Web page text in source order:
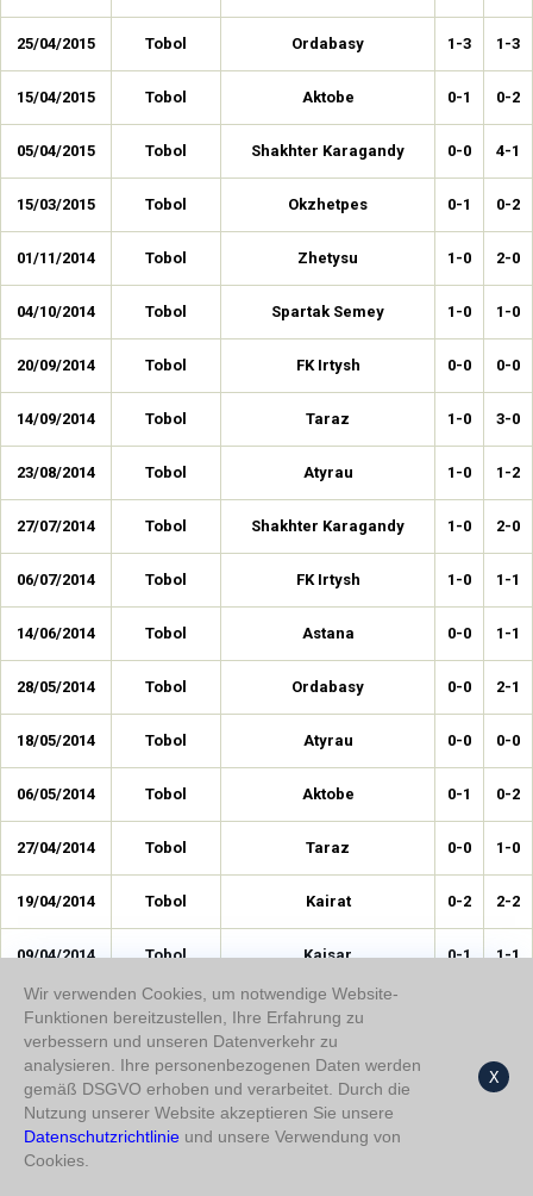
25/04/2015 Tobol Ordabasy 1-3 1-3
15/04/2015 Tobol Aktobe 0-1 0-2
05/04/2015 Tobol Shakhter Karagandy 0-0 4-1
15/03/2015 Tobol Okzhetpes 0-1 0-2
01/11/2014 Tobol Zhetysu 1-0 2-0
04/10/2014 Tobol Spartak Semey 1-0 1-0
20/09/2014 Tobol FK Irtysh 0-0 0-0
14/09/2014 Tobol Taraz 1-0 3-0
23/08/2014 Tobol Atyrau 1-0 1-2
27/07/2014 Tobol Shakhter Karagandy 1-0 2-0
06/07/2014 Tobol FK Irtysh 1-0 1-1
14/06/2014 Tobol Astana 0-0 1-1
28/05/2014 Tobol Ordabasy 0-0 2-1
18/05/2014 Tobol Atyrau 0-0 0-0
06/05/2014 Tobol Aktobe 0-1 0-2
27/04/2014 Tobol Taraz 0-0 1-0
19/04/2014 Tobol Kairat 0-2 2-2
09/04/2014 Tobol Kaisar 0-1 1-1
29/03/2014 Tobol Zhetysu
15/03/2014 Tobol Spartak Semey 2-1
27/10/2013 Tobol Akzhayik
05/10/2013
Wir verwenden Cookies, um notwendige Website-
Funktionen bereitzustellen, Ihre Erfahrung zu
verbessern und unseren Datenverkehr zu
analysieren. Ihre personenbezogenen Daten werden
gemäß DSGVO erhoben und verarbeitet. Durch die
Nutzung unserer Website akzeptieren Sie unsere
Datenschutzrichtlinie und unsere Verwendung von
Cookies.
X